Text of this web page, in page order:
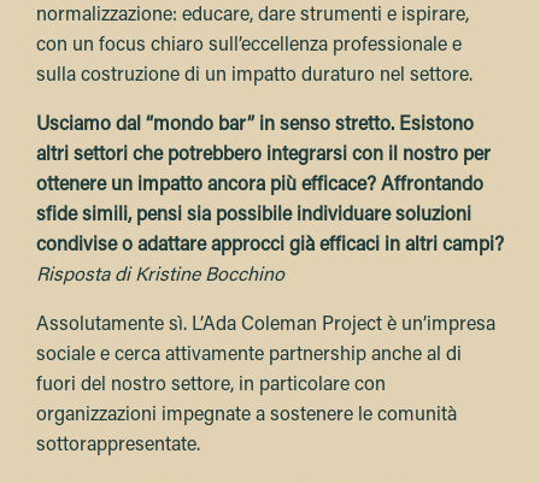
normalizzazione: educare, dare strumenti e ispirare,
con un focus chiaro sull’eccellenza professionale e
sulla costruzione di un impatto duraturo nel settore.
Usciamo dal “mondo bar” in senso stretto. Esistono
altri settori che potrebbero integrarsi con il nostro per
ottenere un impatto ancora più efficace? Affrontando
sfide simili, pensi sia possibile individuare soluzioni
condivise o adattare approcci già efficaci in altri campi?
Risposta di Kristine Bocchino
Assolutamente sì. L’Ada Coleman Project è un’impresa
sociale e cerca attivamente partnership anche al di
fuori del nostro settore, in particolare con
organizzazioni impegnate a sostenere le comunità
sottorappresentate.